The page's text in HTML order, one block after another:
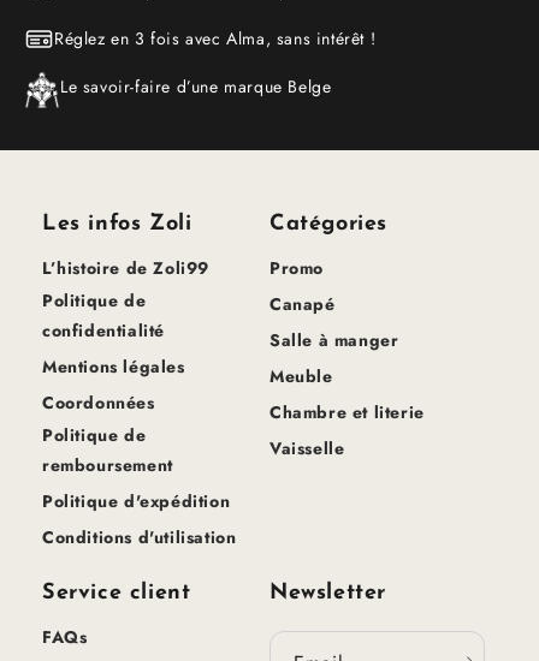
Réglez en 3 fois avec Alma, sans intérêt !
Le savoir-faire d’une marque Belge
Les infos Zoli
L’histoire de Zoli99
Politique de
confidentialité
Mentions légales
Coordonnées
Politique de
remboursement
Politique d'expédition
Conditions d'utilisation
Catégories
Promo
Canapé
Salle à manger
Meuble
Chambre et literie
Vaisselle
Service client
FAQs
Newsletter